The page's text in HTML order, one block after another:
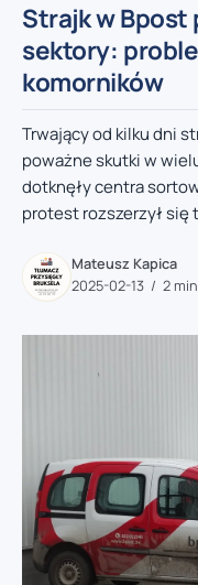
Strajk w Bpost
sektory:
komorników
Trwający od kilku dni
poważne skutki w
dotknęły centra
protest rozszerzył się
Mateusz Kapica
2025-02-13
2